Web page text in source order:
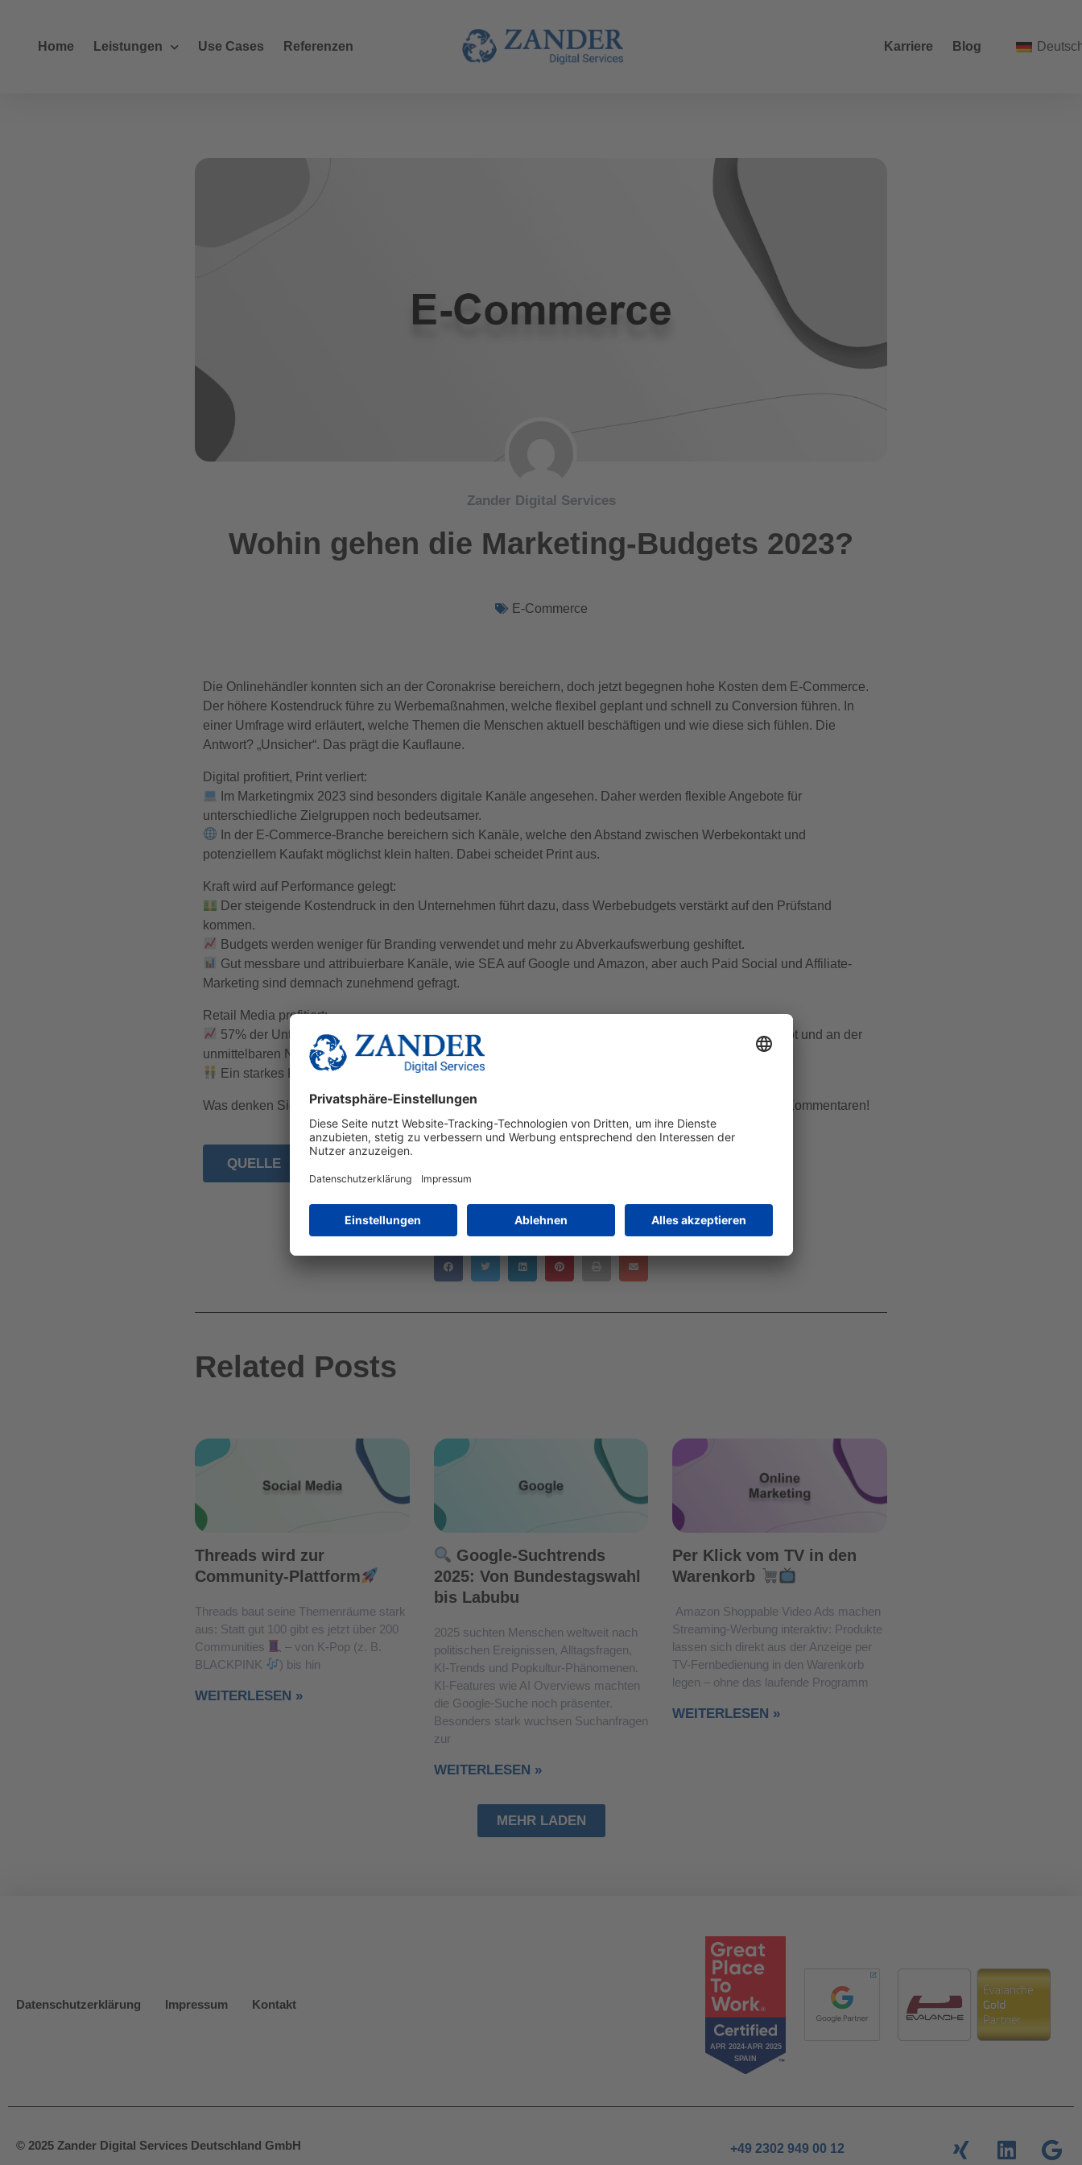
Home Leistungen Use Cases Referenzen Karriere Blog
Zander Digital Services
Wohin gehen die Marketing-Budgets 2023?
E-Commerce
Die Onlinehändler konnten sich an der Coronakrise bereichern, doch jetzt begegnen hohe Kosten dem E-Commerce.
Der höhere Kostendruck führe zu Werbemaßnahmen, welche flexibel geplant und schnell zu Conversion führen. In
einer Umfrage wird erläutert, welche Themen die Menschen aktuell beschäftigen und wie diese sich fühlen. Die
Antwort? „Unsicher“. Das prägt die Kauflaune.
Digital profitiert, Print verliert:
Im Marketingmix 2023 sind besonders digitale Kanäle angesehen. Daher werden flexible Angebote für
unterschiedliche Zielgruppen noch bedeutsamer.
In der E-Commerce-Branche bereichern sich Kanäle, welche den Abstand zwischen Werbekontakt und
potenziellem Kaufakt möglichst klein halten. Dabei scheidet Print aus.
Kraft wird auf Performance gelegt:
Der steigende Kostendruck in den Unternehmen führt dazu, dass Werbebudgets verstärkt auf den Prüfstand
kommen.
Budgets werden weniger für Branding verwendet und mehr zu Abverkaufswerbung geshiftet.
Gut messbare und attribuierbare Kanäle, wie SEA auf Google und Amazon, aber auch Paid Social und Affiliate-
Marketing sind demnach zunehmend gefragt.
Retail Media profitiert:
57% der Unternehmen wollen in diesem Bereich mehr investieren, was an dem wachsenden Angebot und an der
unmittelbaren Nähe zu Werbekontakt und Kaufangebot liegt.
Ein starkes Kundeninteresse ist zu verzeichnen, obwohl es erst der Anfang der Entwicklung ist.
Was denken Sie wo weitere Marketing-Budgets 2023 hingehen? Teilen Sie Ihre Meinung gerne in den Kommentaren!
QUELLE
TEILE DIESEN ARTIKEL
Related Posts
Threads wird zur
Community-Plattform
Threads baut seine Themenräume stark
aus: Statt gut 100 gibt es jetzt über 200
Communities
– von K-Pop (z. B.
BLACKPINK
) bis hin
WEITERLESEN »
Google-Suchtrends
2025: Von Bundestagswahl
bis Labubu
2025 suchten Menschen weltweit nach
politischen Ereignissen, Alltagsfragen,
KI-Trends und Popkultur-Phänomenen.
KI-Features wie AI Overviews machten
die Google-Suche noch präsenter.
Besonders stark wuchsen Suchanfragen
zur
WEITERLESEN »
Per Klick vom TV in den
Warenkorb
Amazon Shoppable Video Ads machen
Streaming-Werbung interaktiv: Produkte
lassen sich direkt aus der Anzeige per
TV-Fernbedienung in den Warenkorb
legen – ohne das laufende Programm
WEITERLESEN »
MEHR LADEN
Datenschutzerklärung Impressum Kontakt
© 2025 Zander Digital Services Deutschland GmbH +49 2302 949 00 12